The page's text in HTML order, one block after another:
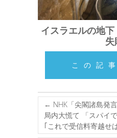
イスラエルの地
この記
← NHK「尖閣諸島発
局内大慌て 「スパイ
｢これで受信料寄越せ